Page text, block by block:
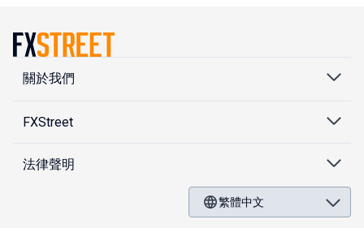
關於我們
FXStreet
法律聲明
繁體中文